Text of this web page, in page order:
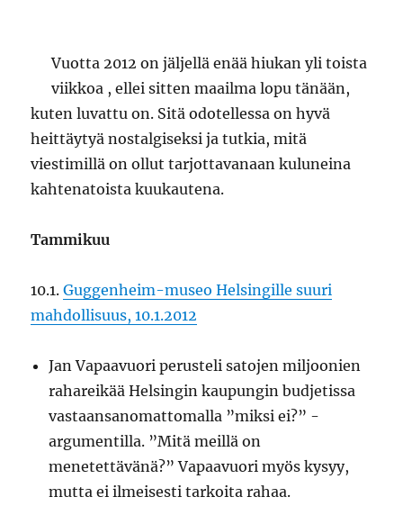
Vuotta 2012 on jäljellä enää hiukan yli toista
viikkoa , ellei sitten maailma lopu tänään,
kuten luvattu on. Sitä odotellessa on hyvä
heittäytyä nostalgiseksi ja tutkia, mitä
viestimillä on ollut tarjottavanaan kuluneina
kahtenatoista kuukautena.
Tammikuu
10.1.Guggenheim-museo Helsingille suuri
mahdollisuus, 10.1.2012
Jan Vapaavuori perusteli satojen miljoonien
rahareikää Helsingin kaupungin budjetissa
vastaansanomattomalla ”miksi ei?” -
argumentilla. ”Mitä meillä on
menetettävänä?” Vapaavuori myös kysyy,
mutta ei ilmeisesti tarkoita rahaa.